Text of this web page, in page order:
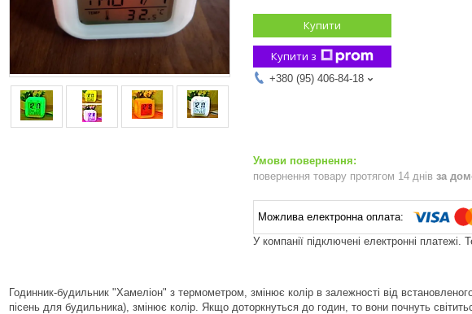
Купити
Купити з
+380 (95) 406-84-18
повернення товару протягом 14 днів за
У компанії підключені електронні
Годинник-будильник "Хамеліон" з термометром, змінює колір в залежності від
пісень для будильника), змінює колір. Якщо доторкнуться до годин, то вони почнуть